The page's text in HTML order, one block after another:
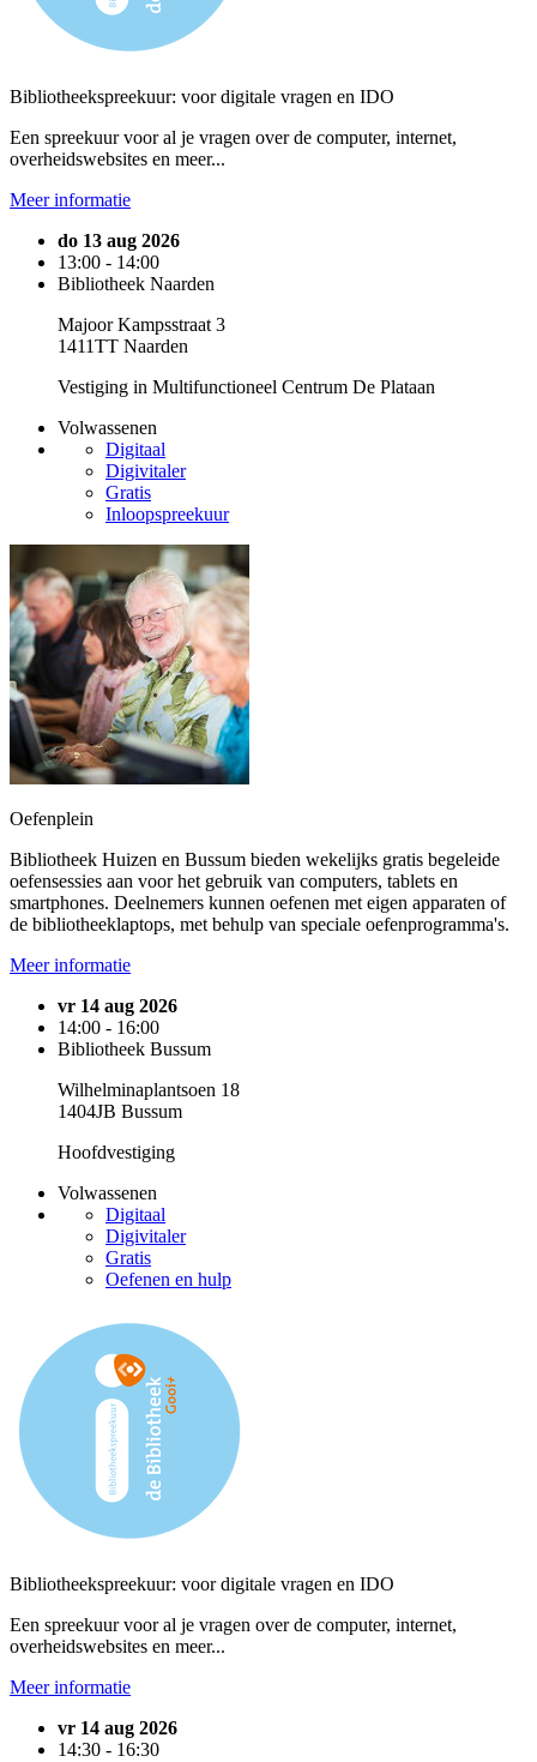
Bibliotheekspreekuur: voor digitale vragen en IDO
Een spreekuur voor al je vragen over de computer, internet,
overheidswebsites en meer...
Meer informatie
do 13 aug 2026
13:00 - 14:00
Bibliotheek Naarden
Majoor Kampsstraat 3
1411TT Naarden
Vestiging in Multifunctioneel Centrum De Plataan
Volwassenen
Digitaal
Digivitaler
Gratis
Inloopspreekuur
Oefenplein
Bibliotheek Huizen en Bussum bieden wekelijks gratis begeleide
oefensessies aan voor het gebruik van computers, tablets en
smartphones. Deelnemers kunnen oefenen met eigen apparaten of
de bibliotheeklaptops, met behulp van speciale oefenprogramma's.
Meer informatie
vr 14 aug 2026
14:00 - 16:00
Bibliotheek Bussum
Wilhelminaplantsoen 18
1404JB Bussum
Hoofdvestiging
Volwassenen
Digitaal
Digivitaler
Gratis
Oefenen en hulp
Bibliotheekspreekuur: voor digitale vragen en IDO
Een spreekuur voor al je vragen over de computer, internet,
overheidswebsites en meer...
Meer informatie
vr 14 aug 2026
14:30 - 16:30